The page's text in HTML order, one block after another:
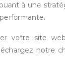
à une
votre site
notre